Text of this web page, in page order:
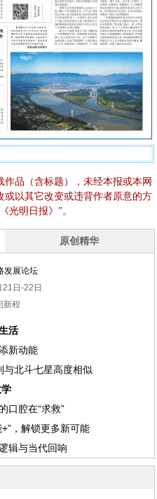
品（含标题），未经本报或本网
或以其它改变或违背作者原意的方
光明日报》”。